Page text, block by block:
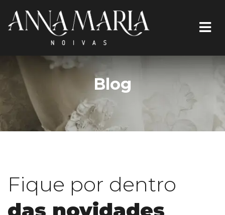
Blog
Fique por dentro